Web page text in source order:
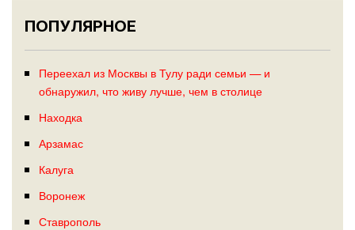
ПОПУЛЯРНОЕ
Переехал из Москвы в Тулу ради семьи — и
обнаружил, что живу лучше, чем в столице
Находка
Арзамас
Калуга
Воронеж
Ставрополь